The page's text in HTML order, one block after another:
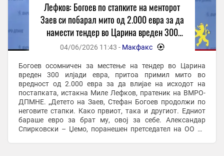
Лефков: Богоев по стапките на менторот
Заев си побарал мито од 2.000 евра за да
намести тендер во Царина вреден 300
илјади евра
04/06/2026 11:43 - Макфакс -
Богоев осомничен за местење на тендер во Царина
вреден 300 илјади евра, притоа примил мито во
вредност од 2.000 евра за да влијае на исходот на
постапката, истакна Миле Лефков, пратеник на ВМРО-
ДПМНЕ. „Детето на Заев, Стефан Богоев продолжи по
неговите стапки. Како првиот, така и другиот. Едниот
бараше евро за брат му, овој за себе. Александар
Спирковски – Џемо, поранешен претседател на ОО на